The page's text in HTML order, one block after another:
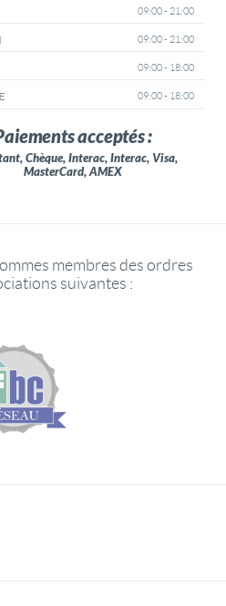
09:00 - 21:00
09:00 - 21:00
09:00 - 18:00
09:00 - 18:00
acceptés :
Chèque, Interac, Interac, Visa,
MasterCard, AMEX
membres des ordres
suivantes :